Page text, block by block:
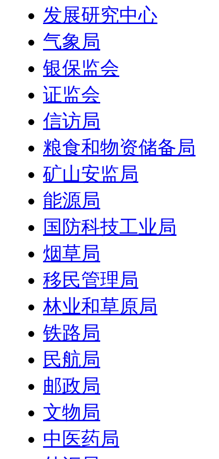
发展研究中心
气象局
银保监会
证监会
信访局
粮食和物资储备局
矿山安监局
能源局
国防科技工业局
烟草局
移民管理局
林业和草原局
铁路局
民航局
邮政局
文物局
中医药局